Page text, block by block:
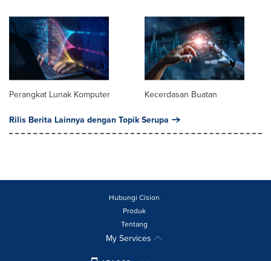
Perangkat Lunak Komputer Kecerdasan Buatan
Rilis Berita Lainnya dengan Topik Serupa
Hubungi Cision
Produk
Tentang
My Services